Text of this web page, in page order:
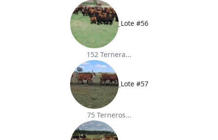
Lote #56
152 Ternera...
Lote #57
75 Terneros...